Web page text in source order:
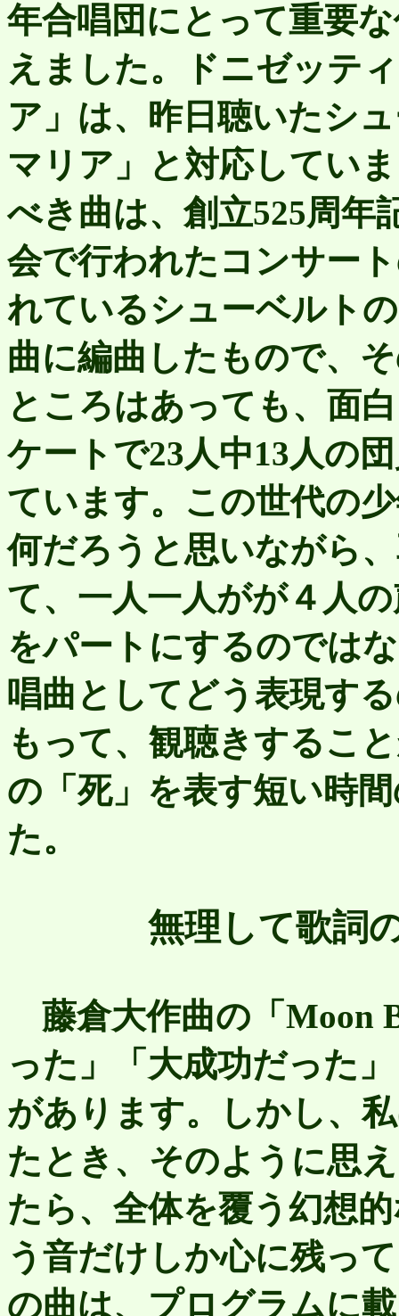
年合唱団にとって重要
えました。ドニゼッテ
ア」は、昨日聴いたシ
マリア」と対応してい
べき曲は、創立525周年
会で行われたコンサー
れているシューベルト
曲に編曲したもので、
ところはあっても、面
ケートで23人中13人の
ています。この世代の
何だろうと思いながら
て、一人一人がが４人
をパートにするのでは
唱曲としてどう表現す
もって、観聴きするこ
の「死」を表す短い時
た。
無理して歌詞
藤倉大作曲の「Moon
った」「大成功だった
があります。しかし、
たとき、そのように思
たら、全体を覆う幻想
う音だけしか心に残っ
の曲は、プログラムに